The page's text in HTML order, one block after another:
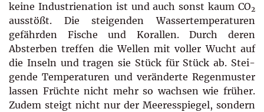
keine Industrienation ist und auch sonst kaum CO2
ausstößt. Die steigenden Wassertemperaturen
gefährden Fische und Korallen. Durch deren
Absterben treffen die Wellen mit voller Wucht auf
die Inseln und tragen sie Stück für Stück ab. Stei­
gende Temperaturen und veränderte Regenmuster
lassen Früchte nicht mehr so wachsen wie früher.
Zudem steigt nicht nur der Meeresspiegel, sondern